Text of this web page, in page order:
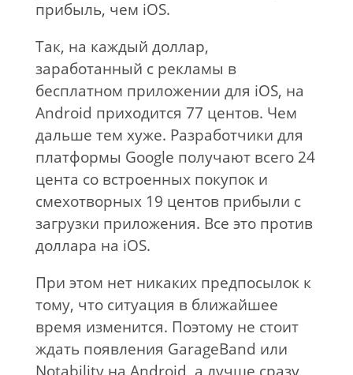
прибыль, чем iOS.
Так, на каждый доллар,
заработанный с рекламы в
бесплатном приложении для iOS, на
Android приходится 77 центов. Чем
дальше тем хуже. Разработчики для
платформы Google получают всего 24
цента со встроенных покупок и
смехотворных 19 центов прибыли с
загрузки приложения. Все это против
доллара на iOS.
При этом нет никаких предпосылок к
тому, что ситуация в ближайшее
время изменится. Поэтому не стоит
ждать появления GarageBand или